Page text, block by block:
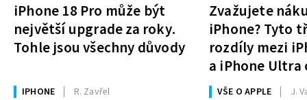
iPhone 18 Pro může být
největší upgrade za roky.
Tohle jsou všechny důvody
IPHONE R. Zavřel
Zvažujete
iPhone? Tyto
rozdíly mezi
a iPhone Ultra
rozhodnutí
VŠE O APPLE J.